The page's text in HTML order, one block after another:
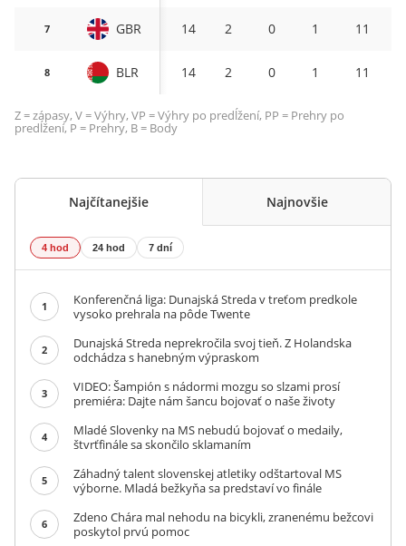
7 GBR 14 2 0 1 11
8 BLR 14 2 0 1 11
Z = zápasy, V = Výhry, VP = Výhry po predĺžení, PP = Prehry po
predĺžení, P = Prehry, B = Body
Najčítanejšie Najnovšie
4 hod 24 hod 7 dní
1
Konferenčná liga: Dunajská Streda v treťom predkole
vysoko prehrala na pôde Twente
2
Dunajská Streda neprekročila svoj tieň. Z Holandska
odchádza s hanebným výpraskom
3
VIDEO: Šampión s nádormi mozgu so slzami prosí
premiéra: Dajte nám šancu bojovať o naše životy
4
Mladé Slovenky na MS nebudú bojovať o medaily,
štvrťfinále sa skončilo sklamaním
5
Záhadný talent slovenskej atletiky odštartoval MS
výborne. Mladá bežkyňa sa predstaví vo finále
6
Zdeno Chára mal nehodu na bicykli, zranenému bežcovi
poskytol prvú pomoc